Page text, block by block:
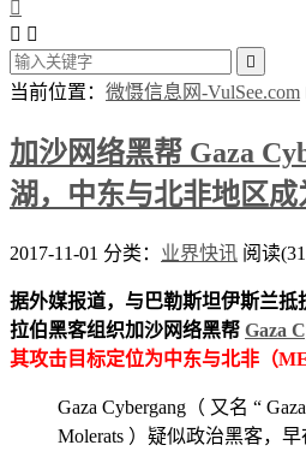

 

当前位置： 微慑信息网-VulSee.com
加沙网络黑帮 Gaza
湖，中东与北非地区成
2017-11-01 分类： 业界快讯 阅读
据外媒报道，与巴勒斯坦伊斯兰
拉伯黑客组织加沙网络黑帮 Gaza
其攻击目标定位为中东与北非（
Gaza Cybergang（ 又名 “
Molerats ）疑似政治黑客，